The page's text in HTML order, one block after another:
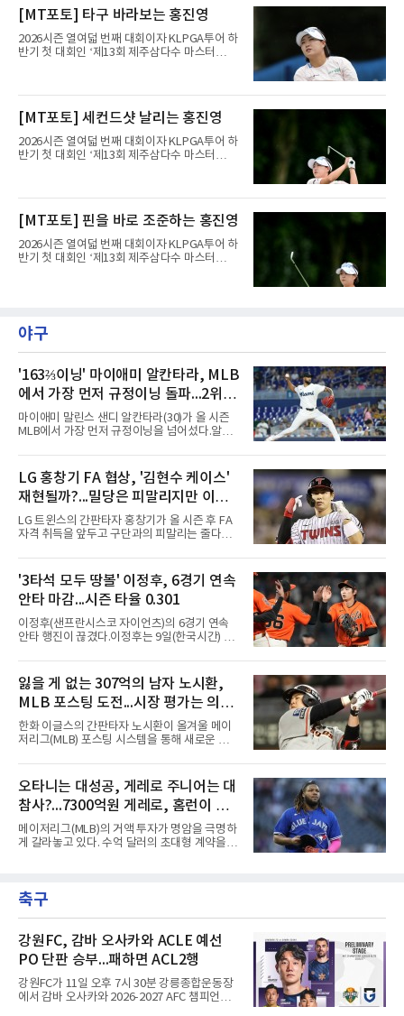
리)이 1번 홀에서 경기하고 있다.
[MT포토] 타구 바라보는 홍진영
2026시즌 열여덟 번째 대회이자 KLPGA투어 하
반기 첫 대회인 ‘제13회 제주삼다수 마스터
트(파72/6,767야드)에서 열리고 있다.9일 현재
리)이 1번 홀에서 경기하고 있다.
[MT포토] 세컨드샷 날리는 홍진영
2026시즌 열여덟 번째 대회이자 KLPGA투어 하
반기 첫 대회인 ‘제13회 제주삼다수 마스터
트(파72/6,767야드)에서 열리고 있다.9일 현재
리)이 1번 홀에서 경기하고 있다.
[MT포토] 핀을 바로 조준하는 홍진영
2026시즌 열여덟 번째 대회이자 KLPGA투어 하
반기 첫 대회인 ‘제13회 제주삼다수 마스터
리)이 1번 홀에서 경기하고 있다.
야구
'163⅔이닝' 마이애미 알칸타라, MLB
에서 가장 먼저 규정이닝 돌파...2위와
14이닝 차
마이애미 말린스 샌디 알칸타라(30)가 올 시즌
MLB에서 가장 먼저 규정이닝을 넘어섰다.알칸
크에서 열린 로스앤젤레스 에인절스전에 선발
등판해 7이닝 3피안타 무실점을 기록, 7-0 승리
를 이끌며 시즌 13승(6패)을 올렸다. 평균자책점
은 3.52로 떨어졌고, 3회를 마쳤을 때 통산 1천
226이닝을 기록해 리키 놀라스코의 구단 최다
이닝(1천225⅔이닝)을 경신했다.시즌 소화 이닝
은 163⅔이닝으로 규정이닝 162이닝을 통과했
인트루이스에서 데뷔해 이듬해 마이애미로 이적
한 그는 2022년 리그 최다 228⅔이닝
LG 홍창기 FA 협상, '김현수 케이스'
재현될까?...밀당은 피말리지만 이적
가능성은 낮아
LG 트윈스의 간판타자 홍창기가 올 시즌 후 FA
자격 취득을 앞두고 구단과의 피말리는 줄다리
김현수가 FA 시장에서 이적했던 충격적인 선례
가 소환되면서 벌써부터 팬들의 이목이 집중되
는 양상이다.다만 이번 협상은 과거 김현수 케이
스와는 판이하게 다른 환경 속에서 전개될 것으
로 보인다. 선수 측과 구단 간의 시각 차이가 팽
팽히 맞서며 내부 협상 과정은 극심한 진통을 겪
을 가능성이 크지만, 시장 외부에서 불어오는 변
에서 이탈하는 아픔을 겪었고, 이어진 2026시즌
초중반에도 실전 감각 회복
'3타석 모두 땅볼' 이정후, 6경기 연속
안타 마감...시즌 타율 0.301
이정후(샌프란시스코 자이언츠)의 6경기 연속
안타 행진이 끊겼다.이정후는 9일(한국시간) 미
트로이트 타이거스와의 홈경기에 2번 타자 우익
수로 출전해 3타수 무안타에 그쳤다. 시즌 타율
은 0.301로 하락했다. 1회와 4회 유격수 땅볼, 7
회 2루수 땅볼로 물러났고 9회초 대수비와 교체
됐다.샌프란시스코는 팀 전체가 2안타에 묶인
데다 7회 6실점이 겹쳐 0-8로 졌다.샌디에이고
파드리스 송성문은 휴스턴 애스트로스와의 홈경
잃을 게 없는 307억의 남자 노시환,
MLB 포스팅 도전...시장 평가는 의외
일 수 있어
한화 이글스의 간판타자 노시환이 올겨울 메이
저리그(MLB) 포스팅 시스템을 통해 새로운 도전
KBO리그 사상 초유의 비FA 다년 계약을 체결하
면서 동시에 해외 진출 가능성을 열어두는 조항
을 포함했다. 국내에서 이미 최고 수준의 대우와
확실한 입지를 확보한 만큼, 이번 메이저리그 도
전은 생존을 건 승부수가 아니다.오히려 잃을 것
이 없는 도전에 가깝다. 노시환은 이미 KBO리그
에서 연평균 약 28억 원에 달하는 대형 계약과
라도 돌아올 곳이 확실하다.그렇다고 포스팅 도
전의 의미가 작아지는 것은 아
오타니는 대성공, 게레로 주니어는 대
참사?...7300억원 게레로, 홈런이 충
격적인 6개, 야후 스포츠 "올해 트레
이드했어야" 질타
메이저리그(MLB)의 거액 투자가 명암을 극명하
게 갈라놓고 있다. 수억 달러의 초대형 계약을 안
리 토론토 블루제이스의 블라디미르 게레로 주
니어는 대참사 수준의 부진에 허덕이고 있다.토
14년, 총액 5억 달러(당시 7300억원)라는 메이
저리그 역사상 손꼽히는 초대형 연장 계약을 체
결했다. 토론토는 2021년의 경이로운 폭발력과
2024년의 반등, 그리고 직전 시즌 포스트시즌에
서 보여준 맹활약을 믿고 그에게 팀의 미래를 전
적으로 맡겼다.그러나 2026시즌
축구
강원FC, 감바 오사카와 ACLE 예선
PO 단판 승부...패하면 ACL2행
강원FC가 11일 오후 7시 30분 강릉종합운동장
에서 감바 오사카와 2026-2027 AFC 챔피언스